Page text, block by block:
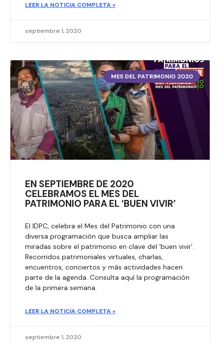
LEER LA NOTICIA COMPLETA »
septiembre 1, 2020
MES DEL PATRIMONIO 2020
EN SEPTIEMBRE DE 2020
CELEBRAMOS EL MES DEL
PATRIMONIO PARA EL ‘BUEN VIVIR’
El IDPC, celebra el Mes del Patrimonio con una
diversa programación que busca ampliar las
miradas sobre el patrimonio en clave del ‘buen vivir’.
Recorridos patrimoniales virtuales, charlas,
encuentros, conciertos y más actividades hacen
parte de la agenda. Consulta aquí la programación
de la primera semana.
LEER LA NOTICIA COMPLETA »
septiembre 1, 2020